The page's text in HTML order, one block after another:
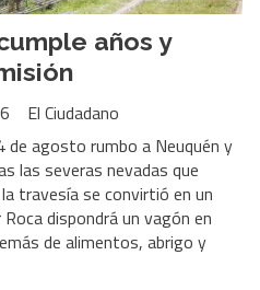
años y
El Ciudadano
de agosto rumbo a Neuquén y
las severas nevadas que
travesía se convirtió en un
dispondrá un vagón en
de alimentos, abrigo y